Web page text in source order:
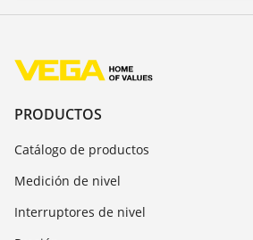
PRODUCTOS
Catálogo de productos
Medición de nivel
Interruptores de nivel